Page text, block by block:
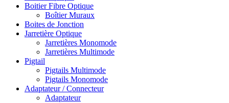
Boitier Fibre Optique
Boîtier Muraux
Boites de Jonction
Jarretière Optique
Jarretières Monomode
Jarretières Multimode
Pigtail
Pigtails Multimode
Pigtails Monomode
Adaptateur / Connecteur
Adaptateur